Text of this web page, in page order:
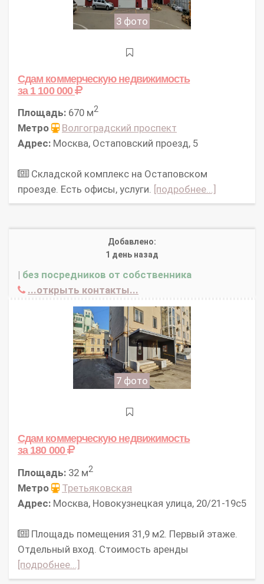
3 фото
Сдам коммерческую недвижимость
за 1 100 000
Площадь: 670 м2
Метро
Волгоградский проспект
Адрес: Москва, Остаповский проезд, 5
Складской комплекс на Остаповском
проезде. Есть офисы, услуги. [подробнее...]
Добавлено:
1 день назад
| без посредников от собственника
...открыть контакты...
7 фото
Сдам коммерческую недвижимость
за 180 000
Площадь: 32 м2
Метро
Третьяковская
Адрес: Москва, Новокузнецкая улица, 20/21-19с5
Площадь помещения 31,9 м2. Первый этаже.
Отдельный вход. Стоимость аренды
[подробнее...]